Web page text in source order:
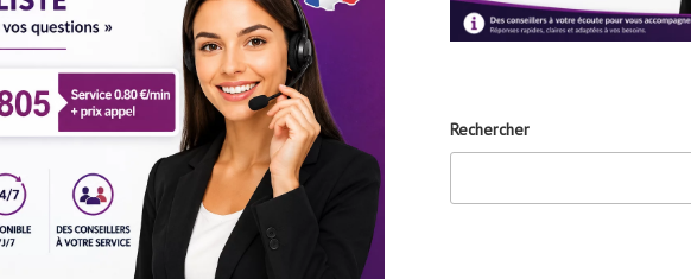
Rechercher